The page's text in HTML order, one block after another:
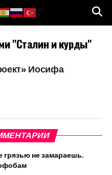
"Сталин и курды"
Иосифа
грязью не замараешь.